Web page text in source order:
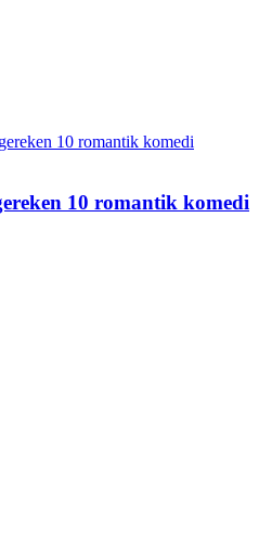
10 romantik komedi
10 romantik komedi